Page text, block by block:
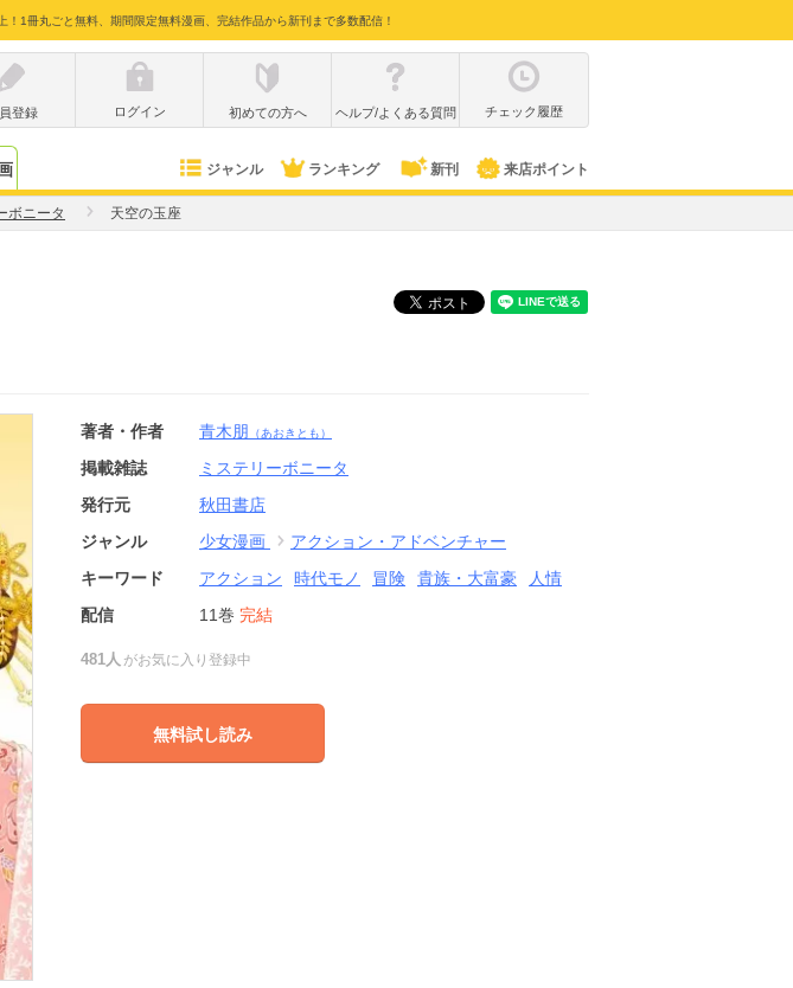
1冊丸ごと無料、期間限定無料漫画、完結作品から新刊まで多数配信！
登録
ログイン 初めての方へ ヘルプ/よくある質問 チェック履歴
ジャンル ランキング 新刊 来店ポイント
ボニータ 天空の玉座
著者・作者 青木朋 （あおきとも）
掲載雑誌
ミステリーボニータ
発行元
秋田書店
ジャンル
少女漫画
アクション・アドベンチャー
キーワード
アクション 時代モノ 冒険 貴族・大富豪
人情
配信
11巻 完結
481人 がお気に入り登録中
無料試し読み